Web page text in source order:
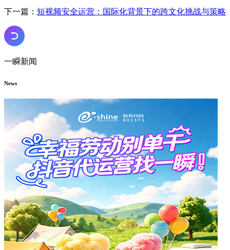
下一篇： 短视频安全运营：国际化背景下的跨文化挑战与策略
一瞬新闻
News